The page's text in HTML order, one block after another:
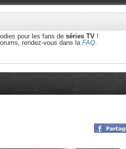
pour les fans de séries TV!
rendez-vous dans la FAQ.